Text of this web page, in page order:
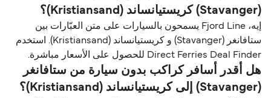
(Stavanger) كريستيانساند (Kristiansand)؟
إيه، Fjord Line يسمحون بالسيارات على متن العبّارات بين
ستافانغر (Stavanger) و كريستيانساند (Kristiansand). استخدم
Direct Ferries Deal Finder للحصول على الأسعار مباشرة.
هل أقدر أسافر كراكب بدون سيارة من ستافانغر
(Stavanger) إلى كريستيانساند (Kristiansand)؟